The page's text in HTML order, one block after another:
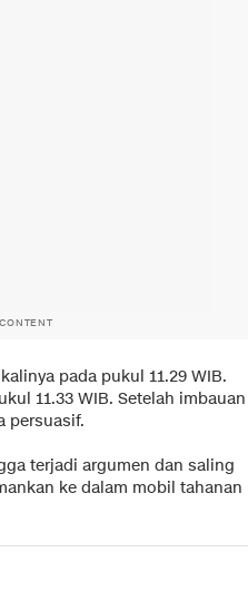
pada pukul 11.29 WIB.
11.33 WIB. Setelah imbauan
persuasif.
terjadi argumen dan saling
ke dalam mobil tahanan